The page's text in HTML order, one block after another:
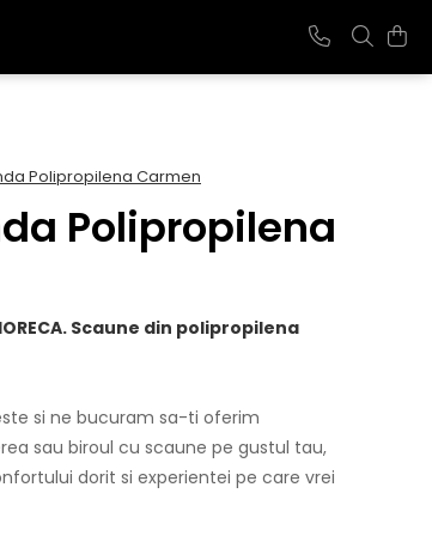
Polipropilena Carmen
Polipropilena
Scaune din polipropilena
si ne bucuram sa-ti oferim
sau biroul cu scaune pe gustul tau,
dorit si experientei pe care vrei